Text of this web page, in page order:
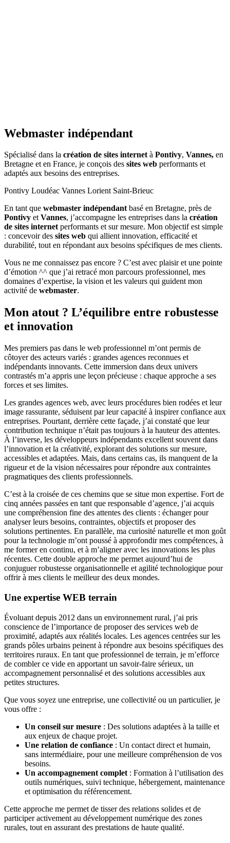
Webmaster indépendant
Spécialisé dans la création de sites internetà Pontivy, Vannes, en
Bretagne et en France, je conçois des sites web performants et
adaptés aux besoins des entreprises.
Pontivy Loudéac Vannes Lorient Saint-Brieuc
En tant que webmaster indépendantbasé en Bretagne, près de
Pontivy etVannes, j’accompagne les entreprises dans la création
de sites internet performants et sur mesure. Mon objectif est simple
: concevoir des sites web qui allient innovation, efficacité et
durabilité, tout en répondant aux besoins spécifiques de mes clients.
Vous ne me connaissez pas encore ? C’est avec plaisir et une pointe
d’émotion ^^ que j’ai retracé mon parcours professionnel, mes
domaines d’expertise, la vision et les valeurs qui guident mon
activité de webmaster.
Mon atout ? L’équilibre entre robustesse
et innovation
Mes premiers pas dans le web professionnel m’ont permis de
côtoyer des acteurs variés : grandes agences reconnues et
indépendants innovants. Cette immersion dans deux univers
contrastés m’a appris une leçon précieuse : chaque approche a ses
forces et ses limites.
Les grandes agences web, avec leurs procédures bien rodées et leur
image rassurante, séduisent par leur capacité à inspirer confiance aux
entreprises. Pourtant, derrière cette façade, j’ai constaté que leur
contribution technique n’était pas toujours à la hauteur des attentes.
À l’inverse, les développeurs indépendants excellent souvent dans
l’innovation et la créativité, explorant des solutions sur mesure,
accessibles et adaptées. Mais, dans certains cas, ils manquent de la
rigueur et de la vision nécessaires pour répondre aux contraintes
pragmatiques des clients professionnels.
C’est à la croisée de ces chemins que se situe mon expertise. Fort de
cinq années passées en tant que responsable d’agence, j’ai acquis
une compréhension fine des attentes des clients : échanger pour
analyser leurs besoins, contraintes, objectifs et proposer des
solutions pertinentes. En parallèle, ma curiosité naturelle et mon goût
pour la technologie m’ont poussé à approfondir mes compétences, à
me former en continu, et à m’aligner avec les innovations les plus
récentes. Cette double approche me permet aujourd’hui de
conjuguer robustesse organisationnelle et agilité technologique pour
offrir à mes clients le meilleur des deux mondes.
Une expertise WEB terrain
Évoluant depuis 2012 dans un environnement rural, j’ai pris
conscience de l’importance de proposer des services web de
proximité, adaptés aux réalités locales. Les agences centrées sur les
grands pôles urbains peinent à répondre aux besoins spécifiques des
territoires ruraux. En tant que professionnel de terrain, je m’efforce
de combler ce vide en apportant un savoir-faire sérieux, un
accompagnement personnalisé et des solutions accessibles aux
petites structures.
Que vous soyez une entreprise, une collectivité ou un particulier, je
vous offre :
Un conseil sur mesure : Des solutions adaptées à la taille et
aux enjeux de chaque projet.
Une relation de confiance : Un contact direct et humain,
sans intermédiaire, pour une meilleure compréhension de vos
besoins.
Un accompagnement complet : Formation à l’utilisation des
outils numériques, suivi technique, hébergement, maintenance
et optimisation du référencement.
Cette approche me permet de tisser des relations solides et de
participer activement au développement numérique des zones
rurales, tout en assurant des prestations de haute qualité.